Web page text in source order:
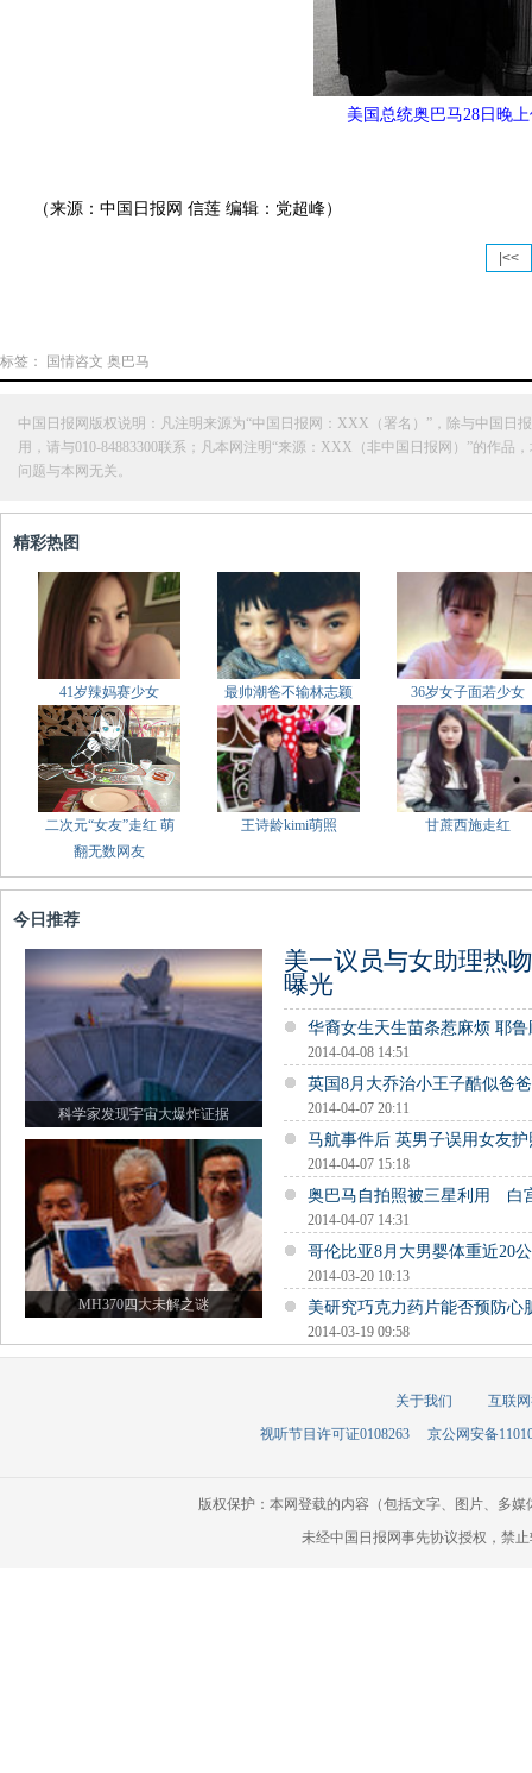
美国总统奥巴马28日晚
（来源：中国日报网 信莲 编辑：党超峰）
|<<
标签： 国情咨文 奥巴马
中国日报网版权说明：凡注明来源为“中国日报网：XXX（署名）”，除与中国
用，请与010-84883300联系；凡本网注明“来源：XXX（非中国日报网）”的作
问题与本网无关。
精彩热图
41岁辣妈赛少女 最帅潮爸不输林志颖 36岁女子面若少女
二次元“女友”走红 萌
翻无数网友
王诗龄kimi萌照 甘蔗西施走红
今日推荐
科学家发现宇宙大爆炸证据
MH370四大未解之谜
美一议员与女助理热
曝光
华裔女生天生苗条惹麻烦 耶
2014-04-08 14:51
英国8月大乔治小王子酷似爸
2014-04-07 20:11
马航事件后 英男子误用女友
2014-04-07 15:18
奥巴马自拍照被三星利用 白
2014-04-07 14:31
哥伦比亚8月大男婴体重近20
2014-03-20 10:13
美研究巧克力药片能否预防心
2014-03-19 09:58
关于我们
互联
视听节目许可证0108263
京公网安备
版权保护：本网登载的内容（包括文字、图片、多
未经中国日报网事先协议授权，禁止